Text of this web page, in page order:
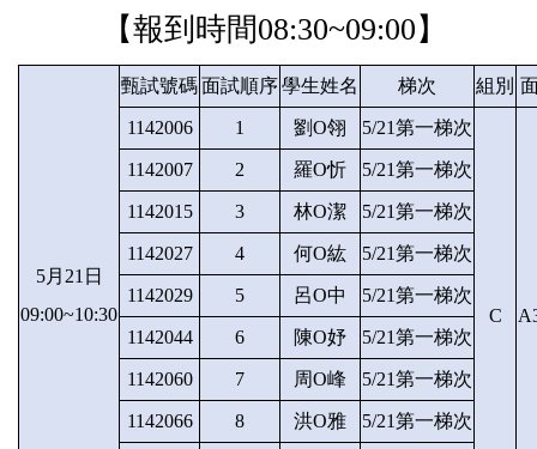
【報到時間08:30~09:00】
5月21日
09:00~10:30
甄試號碼面試順序學生姓名 梯次 組別
1142006 1 劉O翎 5/21第一梯次
C
1142007 2 羅O忻 5/21第一梯次
1142015 3 林O潔 5/21第一梯次
1142027 4 何O紘 5/21第一梯次
1142029 5 呂O中 5/21第一梯次
1142044 6 陳O妤 5/21第一梯次
1142060 7 周O峰 5/21第一梯次
1142066 8 洪O雅 5/21第一梯次